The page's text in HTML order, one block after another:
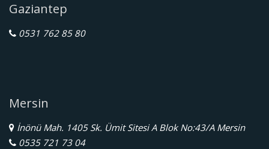
Gaziantep
0531 762 85 80
Mersin
İnönü Mah. 1405 Sk. Ümit Sitesi A Blok No:43/A Mersin
0535 721 73 04